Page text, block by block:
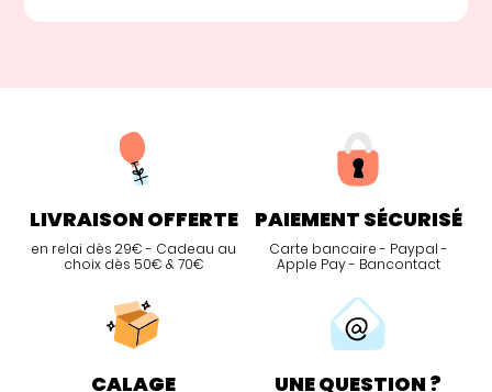
LIVRAISON OFFERTE
en relai dès 29€ - Cadeau au
choix dès 50€ & 70€
PAIEMENT SÉCURISÉ
Carte bancaire - Paypal -
Apple Pay - Bancontact
CALAGE
UNE QUESTION ?